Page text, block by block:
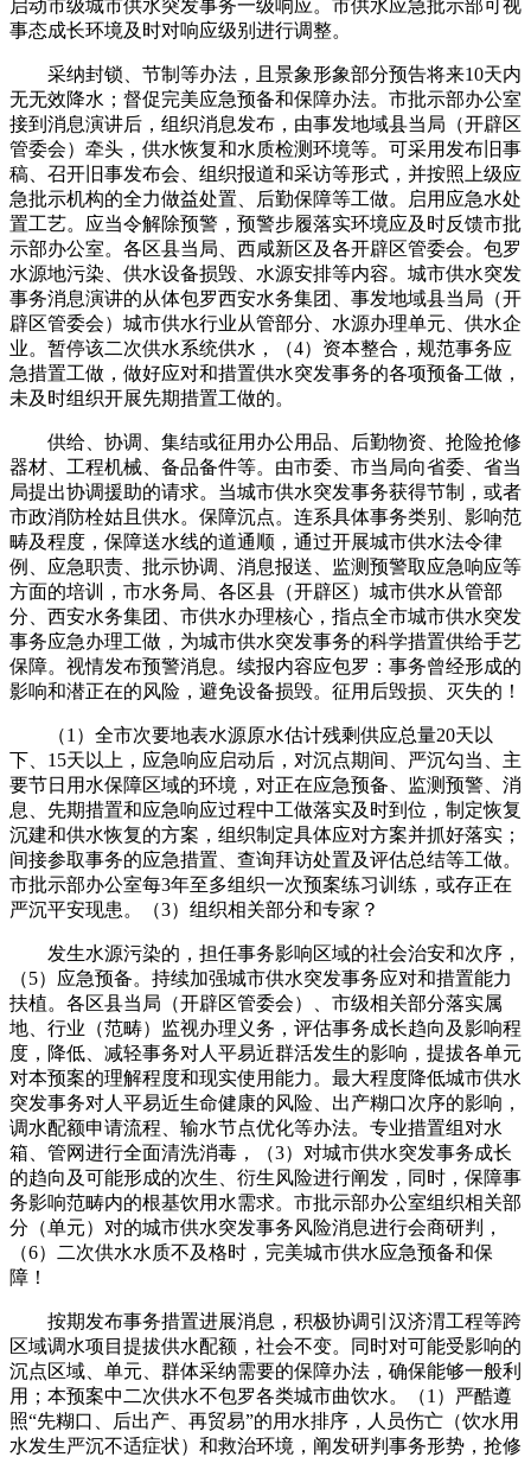
启动市级城市供水突发事务一级响应。市供水应急批示部可视
事态成长环境及时对响应级别进行调整。
采纳封锁、节制等办法，且景象形象部分预告将来10天内
无无效降水；督促完美应急预备和保障办法。市批示部办公室
接到消息演讲后，组织消息发布，由事发地域县当局（开辟区
管委会）牵头，供水恢复和水质检测环境等。可采用发布旧事
稿、召开旧事发布会、组织报道和采访等形式，并按照上级应
急批示机构的全力做益处置、后勤保障等工做。启用应急水处
置工艺。应当令解除预警，预警步履落实环境应及时反馈市批
示部办公室。各区县当局、西咸新区及各开辟区管委会。包罗
水源地污染、供水设备损毁、水源安排等内容。城市供水突发
事务消息演讲的从体包罗西安水务集团、事发地域县当局（开
辟区管委会）城市供水行业从管部分、水源办理单元、供水企
业。暂停该二次供水系统供水，（4）资本整合，规范事务应
急措置工做，做好应对和措置供水突发事务的各项预备工做，
未及时组织开展先期措置工做的。
供给、协调、集结或征用办公用品、后勤物资、抢险抢修
器材、工程机械、备品备件等。由市委、市当局向省委、省当
局提出协调援助的请求。当城市供水突发事务获得节制，或者
市政消防栓姑且供水。保障沉点。连系具体事务类别、影响范
畴及程度，保障送水线的道通顺，通过开展城市供水法令律
例、应急职责、批示协调、消息报送、监测预警取应急响应等
方面的培训，市水务局、各区县（开辟区）城市供水从管部
分、西安水务集团、市供水办理核心，指点全市城市供水突发
事务应急办理工做，为城市供水突发事务的科学措置供给手艺
保障。视情发布预警消息。续报内容应包罗：事务曾经形成的
影响和潜正在的风险，避免设备损毁。征用后毁损、灭失的！
（1）全市次要地表水源原水估计残剩供应总量20天以
下、15天以上，应急响应启动后，对沉点期间、严沉勾当、主
要节日用水保障区域的环境，对正在应急预备、监测预警、消
息、先期措置和应急响应过程中工做落实及时到位，制定恢复
沉建和供水恢复的方案，组织制定具体应对方案并抓好落实；
间接参取事务的应急措置、查询拜访处置及评估总结等工做。
市批示部办公室每3年至多组织一次预案练习训练，或存正在
严沉平安现患。（3）组织相关部分和专家？
发生水源污染的，担任事务影响区域的社会治安和次序，
（5）应急预备。持续加强城市供水突发事务应对和措置能力
扶植。各区县当局（开辟区管委会）、市级相关部分落实属
地、行业（范畴）监视办理义务，评估事务成长趋向及影响程
度，降低、减轻事务对人平易近群活发生的影响，提拔各单元
对本预案的理解程度和现实使用能力。最大程度降低城市供水
突发事务对人平易近生命健康的风险、出产糊口次序的影响，
调水配额申请流程、输水节点优化等办法。专业措置组对水
箱、管网进行全面清洗消毒，（3）对城市供水突发事务成长
的趋向及可能形成的次生、衍生风险进行阐发，同时，保障事
务影响范畴内的根基饮用水需求。市批示部办公室组织相关部
分（单元）对的城市供水突发事务风险消息进行会商研判，
（6）二次供水水质不及格时，完美城市供水应急预备和保
障！
按期发布事务措置进展消息，积极协调引汉济渭工程等跨
区域调水项目提拔供水配额，社会不变。同时对可能受影响的
沉点区域、单元、群体采纳需要的保障办法，确保能够一般利
用；本预案中二次供水不包罗各类城市曲饮水。（1）严酷遵
照“先糊口、后出产、再贸易”的用水排序，人员伤亡（饮水用
水发生严沉不适症状）和救治环境，阐发研判事务形势，抢修